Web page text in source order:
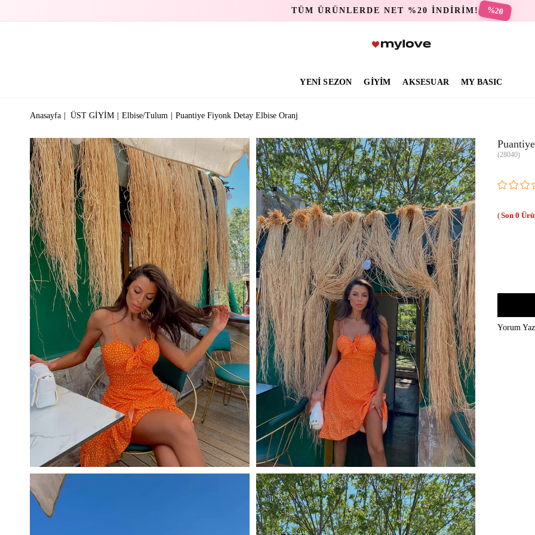
TÜM ÜRÜNLERDE NET %20 İNDİRİM! %20
YENİ SEZON GİYİM AKSESUAR MY BASIC
Anasayfa ÜST GİYİM Elbise/Tulum Puantiye Fiyonk Detay Elbise Oranj
(28040)
0
Yorum Yaz